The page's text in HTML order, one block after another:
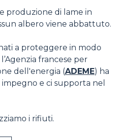
produzione di lame in
albero viene abbattuto.
a proteggere in modo
francese per
dell'energia (ADEME) ha
e ci supporta nel
i rifiuti.